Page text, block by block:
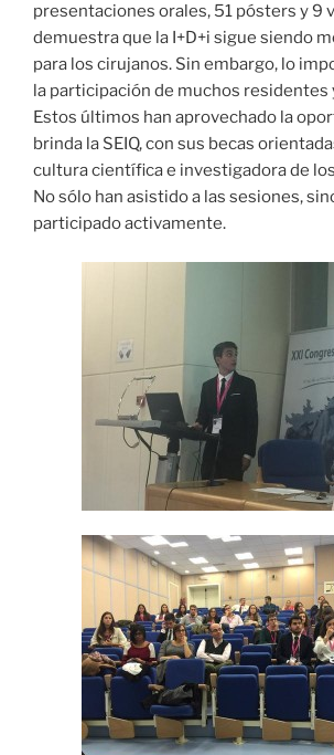
presentaciones orales, 51 pósters y 9
demuestra que la I+D+i sigue siendo
para los cirujanos. Sin embargo, lo
la participación de muchos residentes
Estos últimos han aprovechado la
brinda la SEIQ, con sus becas
cultura científica e investigadora de
No sólo han asistido a las sesiones,
participado activamente.